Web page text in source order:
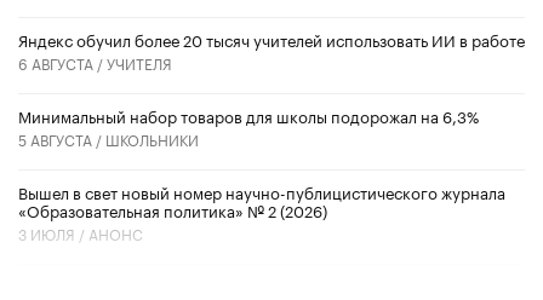
​Яндекс обучил более 20 тысяч учителей использовать ИИ в работе
6 АВГУСТА /УЧИТЕЛЯ
Минимальный набор товаров для школы подорожал на 6,3%
5 АВГУСТА / ШКОЛЬНИКИ
Вышел в свет новый номер научно-публицистического журнала
«Образовательная политика» № 2 (2026)
3 ИЮЛЯ / АНОНС